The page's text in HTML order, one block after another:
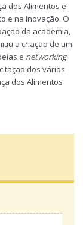
dos Alimentos e
e na Inovação. O
da academia,
a criação de um
e networking
dos vários
dos Alimentos